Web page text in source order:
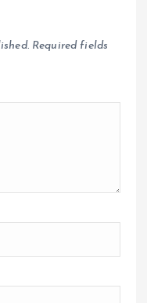
Required fields